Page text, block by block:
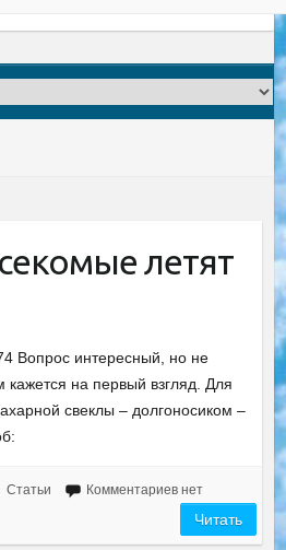
летят
Вопрос интересный, но не
кажется на первый взгляд. Для
свеклы – долгоносиком –
Статьи Комментариев нет
Читать